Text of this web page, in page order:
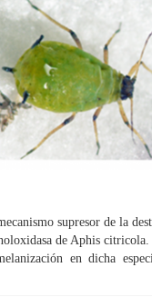
supresor de la
de Aphis
en dicha